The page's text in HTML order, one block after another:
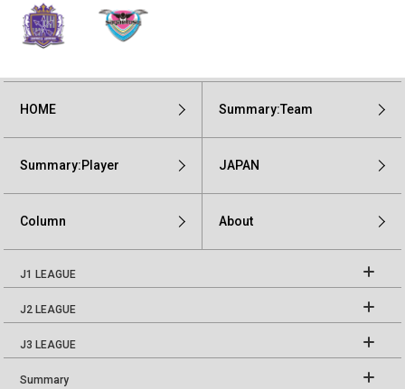
HOME Summary:Team
Summary:Player JAPAN
Column About
J1 LEAGUE
J2 LEAGUE
J3 LEAGUE
Summary